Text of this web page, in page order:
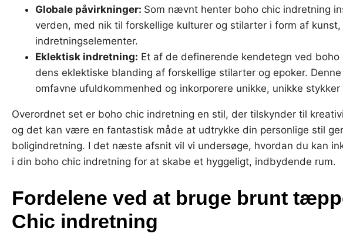
Globale påvirkninger: Som nævnt henter boho chic indretning
verden, med nik til forskellige kulturer og stilarter i form af
indretningselementer.
Eklektisk indretning: Et af de definerende kendetegn ved boho
dens eklektiske blanding af forskellige stilarter og epoker.
omfavne ufuldkommenhed og inkorporere unikke, unikke
Overordnet set er boho chic indretning en stil, der tilskynder til
og det kan være en fantastisk måde at udtrykke din personlige stil
boligindretning. I det næste afsnit vil vi undersøge, hvordan du kan
i din boho chic indretning for at skabe et hyggeligt, indbydende rum.
Fordelene ved at bruge brunt
Chic indretning